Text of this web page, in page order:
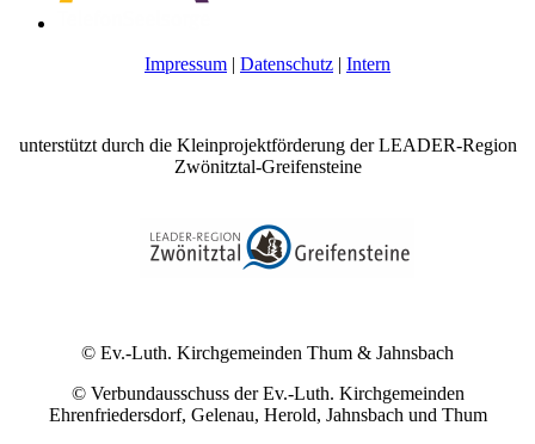
Impressum | Datenschutz | Intern
unterstützt durch die Kleinprojektförderung der LEADER-Region
Zwönitztal-Greifensteine
© Ev.-Luth. Kirchgemeinden Thum & Jahnsbach
© Verbundausschuss der Ev.-Luth. Kirchgemeinden
Ehrenfriedersdorf, Gelenau, Herold, Jahnsbach und Thum